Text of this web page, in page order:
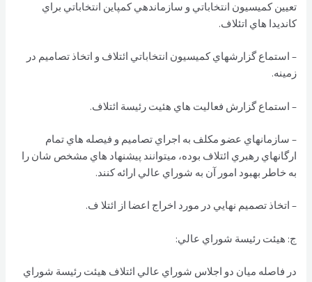
تعيين كميسيون انتخاباتي و سازماندهي كمپاين انتخاباتي براي
كانديدا هاي اتئلاف.
– استماع گزارشهاي كميسيون انتخاباتي ائتلاف و اتخاذ تصاميم در
زمينه.
– استماع گزارش فعاليت هاي هئيت رئيسة ائتلاف.
– سازمانهاي عضو مكلف به اجراي تصاميم و فيصله هاي تمام
ارگانهاي رهبري ائتلاف بوده، ميتوانند پيشنهاد هاي مشخص شان را
به خاطر بهبود امور آن به شوراي عالي ارائه كنند.
– اتخاذ تصميم نهايي در مورد اخراج اعضا از ائتلا ف.
ج: هيئت رئيسة شوراي عالي:
در فاصله ميان دو اجلاس شوراي عالي ائتلاف هيئت رئيسة شوراي